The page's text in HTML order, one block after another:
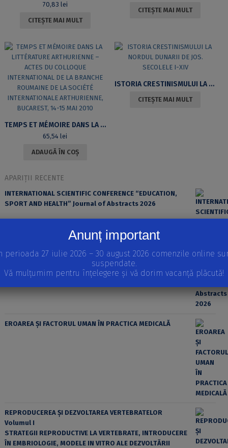
70,83 lei
CITEȘTE MAI MULT
CITEȘTE MAI MULT
TEMPS ET MÉMOIRE DANS LA LITTÉRATURE ARTHURIENNE – ACTES DU COLLOQUE INTERNATIONAL DE LA BRANCHE ROUMAINE DE LA SOCIÉTÉ INTERNATIONALE ARTHURIENNE, BUCAREST, 14-15 MAI 2010
65,54lei
ADAUGĂ ÎN COȘ
ISTORIA CRESTINISMULUI LA NORDUL DUNARII DE JOS. SECOLELE I-XIV
CITEȘTE MAI MULT
APARIȚII RECENTE
INTERNATIONAL SCIENTIFIC CONFERENCE “EDUCATION,
SPORT AND HEALTH” Journal of Abstracts 2026
EROAREA ȘI FACTORUL UMAN ÎN PRACTICA MEDICALĂ
REPRODUCEREA ȘI DEZVOLTAREA VERTEBRATELOR
Volumul I
STRATEGII REPRODUCTIVE LA VERTEBRATE, INTRODUCERE
ÎN EMBRIOLOGIE, MODELE IN VITRO ALE DEZVOLTĂRII
Anunț important
perioada 27 iulie 2026 – 30 august 2026 comenzile online
suspendate.
Vă mulțumim pentru înțelegere și vă dorim vacanță plăcută!